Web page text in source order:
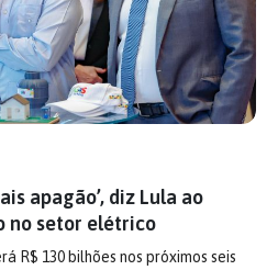
apagão’, diz Lula ao
no setor elétrico
R$ 130 bilhões nos próximos seis